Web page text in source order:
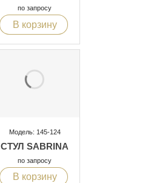
по запросу
В корзину
Модель: 145-124
СТУЛ SABRINA
по запросу
В корзину